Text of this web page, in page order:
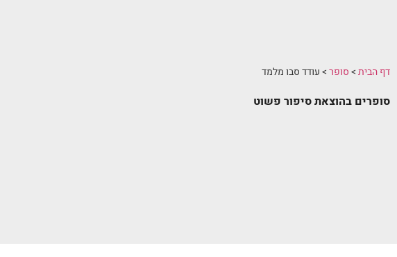
דף הבית > סופר > עודד סבו מלמד
סופרים בהוצאת סיפור פשוט